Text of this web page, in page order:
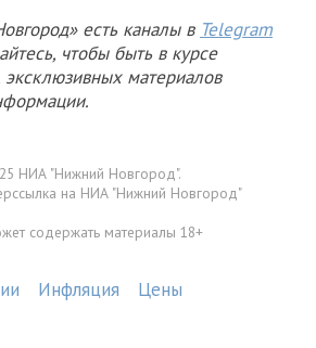
есть каналы в Telegram
чтобы быть в курсе
эксклюзивных материалов
НИА "Нижний Новгород".
на НИА "Нижний Новгород"
содержать материалы 18+
Инфляция Цены